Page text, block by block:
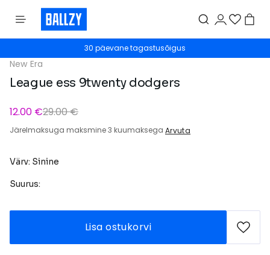
30 päevane tagastusõigus
New Era
League ess 9twenty dodgers
12.00 €29.00 €
Järelmaksuga maksmine 3 kuumaksega Arvuta
Värv: Sinine
Suurus:
Lisa ostukorvi